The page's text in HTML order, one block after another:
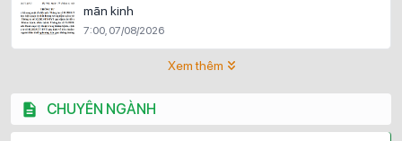
mãn kinh
7:00, 07/08/2026
Xem thêm
CHUYÊN NGÀNH